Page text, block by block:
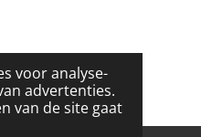
voor analyse-
advertenties.
van de site gaat